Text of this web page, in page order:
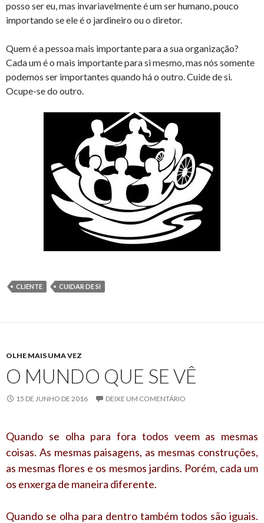
posso ser eu, mas invariavelmente é um ser humano, pouco
importando se ele é o jardineiro ou o diretor.
Quem é a pessoa mais importante para a sua organização?
Cada um é o mais importante para si mesmo, mas nós somente
podemos ser importantes quando há o outro. Cuide de si.
Ocupe-se do outro.
CLIENTE CUIDAR DE SI
OLHE MAIS UMA VEZ
O MUNDO QUE SE VÊ
15 DE JUNHO DE 2016 DEIXE UM COMENTÁRIO
Quando se olha para fora todos veem as mesmas
coisas. As mesmas paisagens, as mesmas construções,
as mesmas flores e os mesmos jardins. Porém, cada um
os enxerga de maneira diferente.
Quando se olha para dentro também todos são iguais.